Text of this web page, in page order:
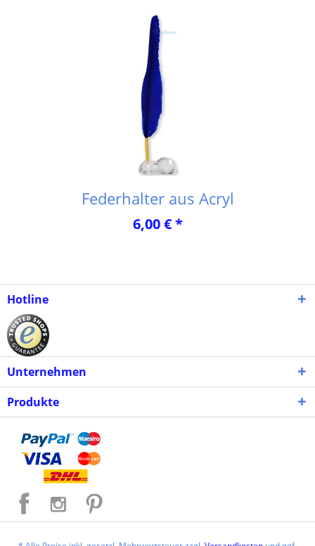
Federhalter aus Acryl
6,00 € *
Hotline
Unternehmen
Produkte